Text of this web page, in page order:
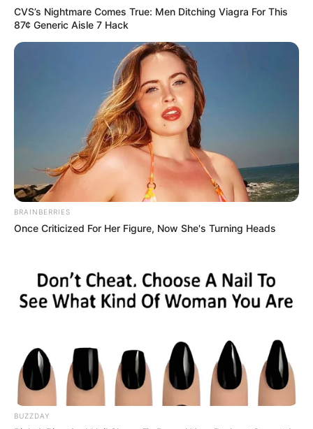
ดูดวง
เคล็ดลับเสริมดวงประจำวัน
วันอังคาร ที่ 22
พฤศจิกายน 2565
เคล็ดลับเสริมดวงประจำวัน วันอังคาร ที่ 22 พฤศจิกายน 2565 การ
เสริมดวงในวันนี้แนะนำตั้งจิตอธิษฐานขอพึ่งบารมีพระพุทธชินราชให้
ช่วยขจัดปัดเป่าปัญหาและอุปสรรคออกไปจากชีวิต จะทำให้ชีวิตราบรื่น
ขึ้น
/ดูดวง/ เคล็ดลับเสริมดวงประจำวัน วันอังคาร ที่ 22 พฤศจิกายน
2565
CVS’s Nightmare Comes True: Men Ditching Viagra For This
87¢ Generic Aisle 7 Hack
BRAINBERRIES
Once Criticized For Her Figure, Now She's Turning Heads
BUZZDAY